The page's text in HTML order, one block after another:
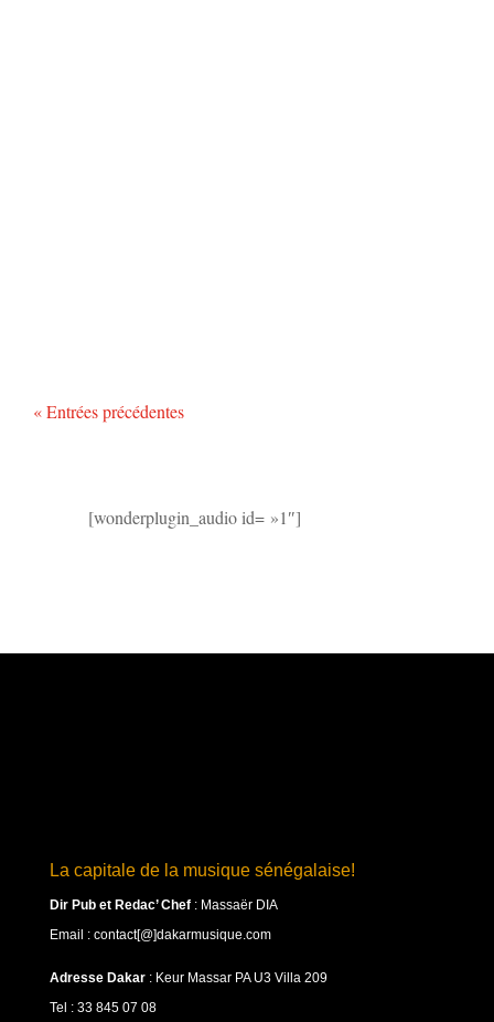
« Entrées précédentes
[wonderplugin_audio id= »1″]
La capitale de la musique sénégalaise!
Dir Pub et Redac’ Chef: Massaër DIA
Email : contact[@]dakarmusique.com
Adresse Dakar: Keur Massar PA U3 Villa 209
Tel : 33 845 07 08